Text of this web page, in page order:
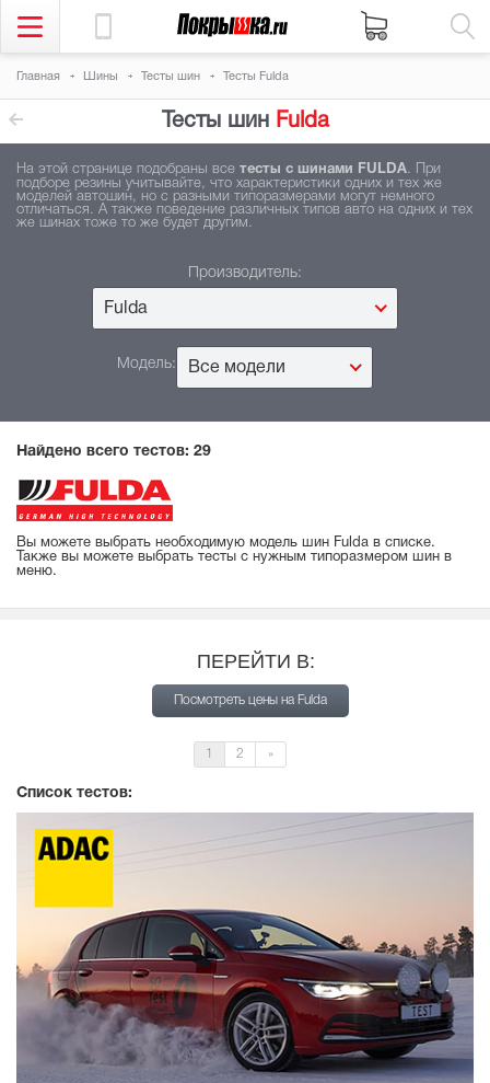
Главная Шины Тесты шин Тесты Fulda
Тесты шин Fulda
На этой странице подобраны все тесты с шинами FULDA. При
подборе резины учитывайте, что характеристики одних и тех же
моделей автошин, но с разными типоразмерами могут немного
отличаться. А также поведение различных типов авто на одних и тех
же шинах тоже то же будет другим.
Производитель:
Fulda
Модель: Все модели
Найдено всего тестов: 29
Вы можете выбрать необходимую модель шин Fulda в списке.
Также вы можете выбрать тесты с нужным типоразмером шин в
меню.
ПЕРЕЙТИ В:
Посмотреть цены на Fulda
1 2 »
Список тестов: